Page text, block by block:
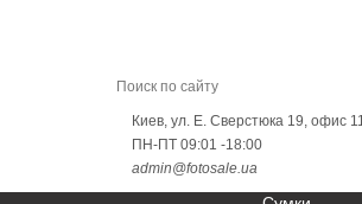
Киев, ул. Е. Сверстюка 19, офис
ПН-ПТ 09:01 -18:00
admin@fotosale.ua